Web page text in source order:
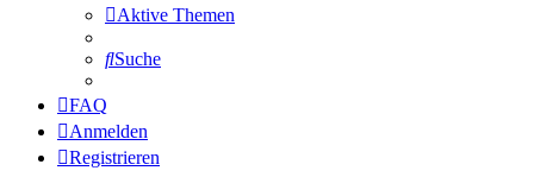
Aktive Themen
Suche
FAQ
Anmelden
Registrieren